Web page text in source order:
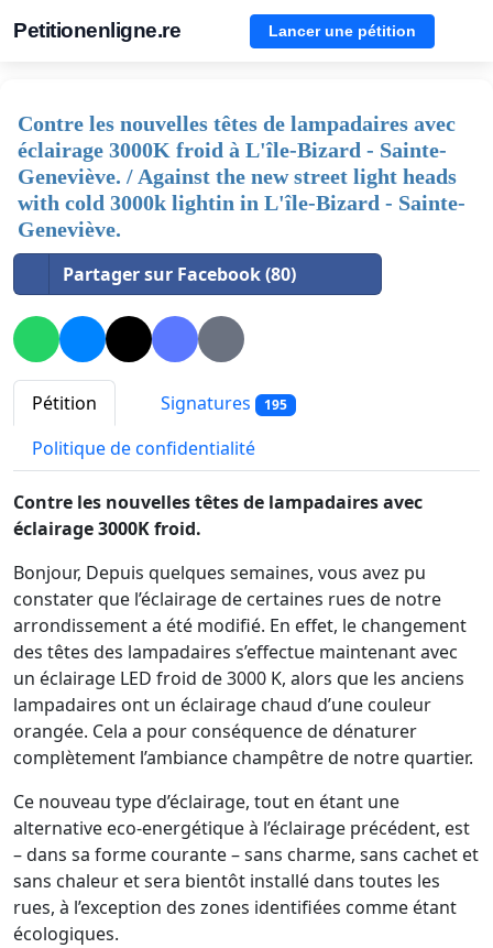
Petitionenligne.re Lancer une pétition
Contre les nouvelles têtes de lampadaires avec
éclairage 3000K froid à L'île-Bizard - Sainte-
Geneviève. / Against the new street light heads
with cold 3000k lightin in L'île-Bizard - Sainte-
Geneviève.
Partager sur Facebook (80)
Pétition Signatures 195
Politique de confidentialité
Contre les nouvelles têtes de lampadaires avec
éclairage 3000K froid.
Bonjour, Depuis quelques semaines, vous avez pu
constater que l’éclairage de certaines rues de notre
arrondissement a été modifié. En effet, le changement
des têtes des lampadaires s’effectue maintenant avec
un éclairage LED froid de 3000 K, alors que les anciens
lampadaires ont un éclairage chaud d’une couleur
orangée. Cela a pour conséquence de dénaturer
complètement l’ambiance champêtre de notre quartier.
Ce nouveau type d’éclairage, tout en étant une
alternative eco-energétique à l’éclairage précédent, est
– dans sa forme courante – sans charme, sans cachet et
sans chaleur et sera bientôt installé dans toutes les
rues, à l’exception des zones identifiées comme étant
écologiques.